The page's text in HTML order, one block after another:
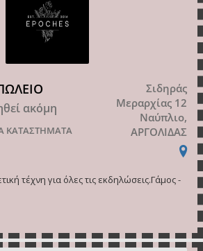
ακόμη
ΚΑΤΑΣΤΗΜΑΤΑ
Σιδηράς
Μεραρχίας 12
Ναύπλιο,
ΑΡΓΟΛΙΔΑΣ
τέχνη για όλες τις εκδηλώσεις.Γάμος -